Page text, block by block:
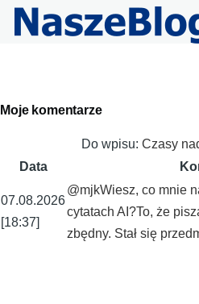
Przejdź do treści
tabs
Moje komentarze
Do wpisu: Czasy
Data
07.08.2026
[18:37]
@mjkWiesz, co mnie
cytatach AI?To, że
zbędny. Stał się